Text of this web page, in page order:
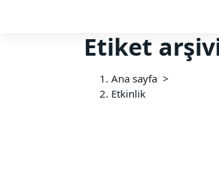
Etiket
Ana sayfa >
Etkinlik